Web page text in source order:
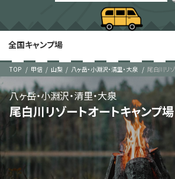
全国キャンプ場
TOP 甲信 山梨 八ヶ岳・小淵沢・清里・大泉 尾白川リ
尾白川リゾートオートキャンプ場
八ヶ岳・小淵沢・清里・大泉